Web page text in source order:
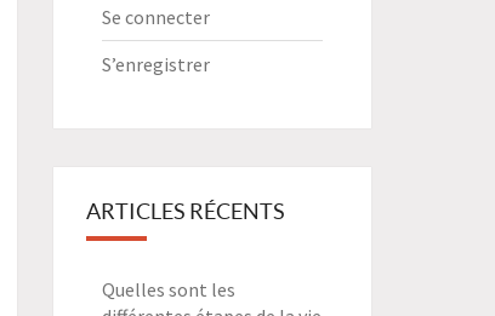
Se connecter
S’enregistrer
ARTICLES RÉCENTS
Quelles sont les